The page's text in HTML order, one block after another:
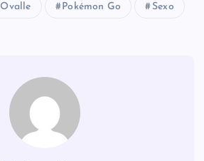
Ovalle Pokémon Go Sexo